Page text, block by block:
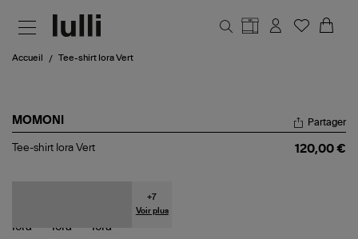
Accueil Tee-shirt Iora Vert
MOMONI
Tee-
Partager
Tee-shirt Iora Vert 120,00 €
+7
Voir plus